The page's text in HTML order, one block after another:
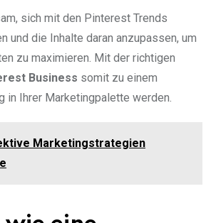
sich mit den Pinterest Trends
und die Inhalte daran anzupassen, um
zu maximieren. Mit der richtigen
Business somit zu einem
in Ihrer Marketingpalette werden.
Marketingstrategien